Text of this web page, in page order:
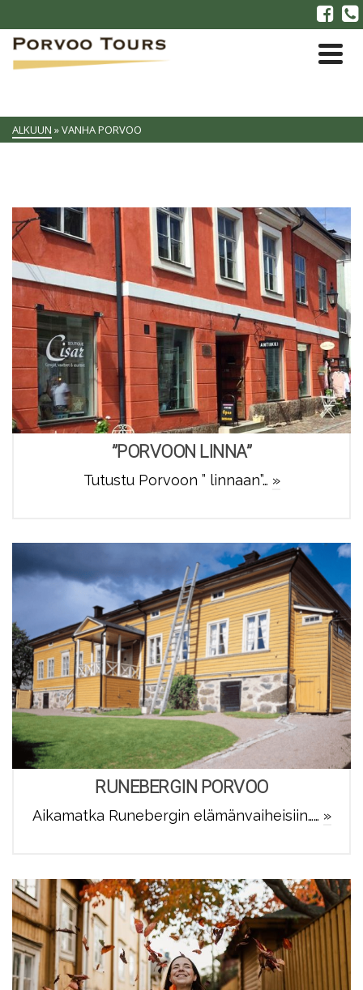
ALKUUN »VANHA PORVOO
”PORVOON LINNA”
Tutustu Porvoon ” linnaan”… »
RUNEBERGIN PORVOO
Aikamatka Runebergin elämänvaiheisiin…… »